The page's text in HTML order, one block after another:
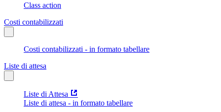
Class action
Costi contabilizzati
Costi contabilizzati - in formato tabellare
Liste di attesa
Liste di Attesa
Liste di attesa - in formato tabellare